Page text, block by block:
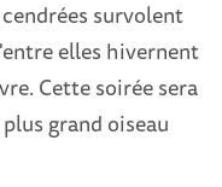
survolent
elles hivernent
Cette soirée sera
grand oiseau